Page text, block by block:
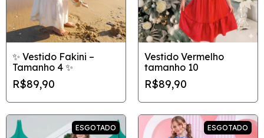
✨ Vestido Fakini –
Tamanho 4 ✨
R$89,90
Vestido Vermelho
tamanho 10
R$89,90
ESGOTADO ESGOTADO